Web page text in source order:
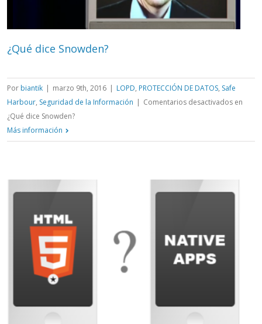
¿Qué dice Snowden?
Por biantik | marzo 9th, 2016 | LOPD, PROTECCIÓN DE DATOS, Safe
Harbour, Seguridad de la Información | Comentarios desactivados en
¿Qué dice Snowden?
Más información